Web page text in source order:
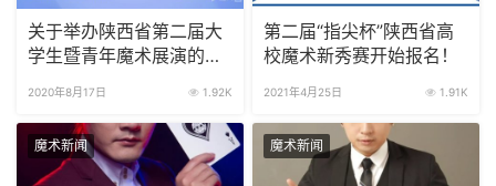
关于举办陕西省第二届大
学生暨青年魔术展演的通
2020年8月17日 1.92K
第二届“指尖杯”陕西省高
校魔术新秀赛开始报名！
2021年4月25日 1.91K
魔术新闻 魔术新闻